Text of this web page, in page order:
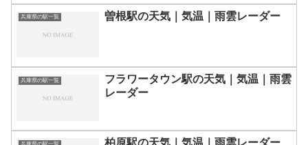
兵庫県の駅一覧 曽根駅の天気｜気温｜雨雲レーダー
兵庫県の駅一覧
フラワータウン駅の天気｜気温｜雨雲
レーダー